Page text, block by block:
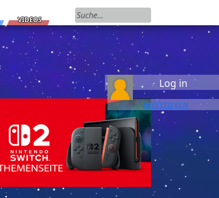
VIDEOS
Suchen nach:
Log in
REGISTIEREN